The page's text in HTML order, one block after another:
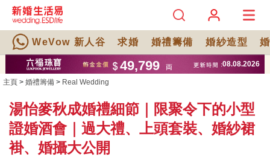
WeVow 新人谷 求婚 婚禮籌備 婚紗造型
主頁 > 婚禮籌備 > Real Wedding
湯怡麥秋成婚禮細節｜限聚令下的小型
證婚酒會｜過大禮、上頭套裝、婚紗裙
褂、婚攝大公開